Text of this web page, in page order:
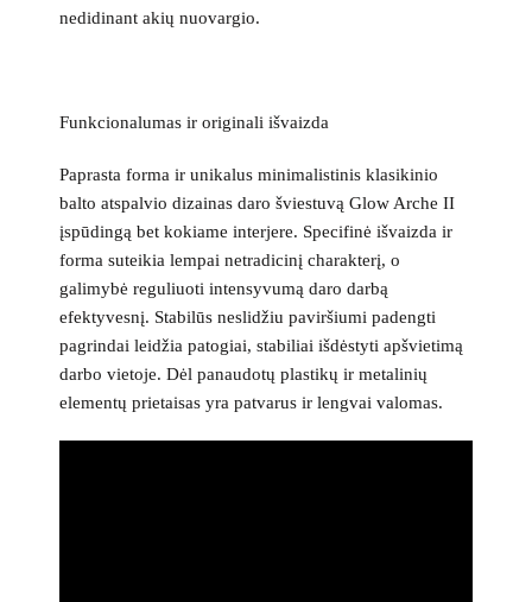
nedidinant akių nuovargio.
Funkcionalumas ir originali išvaizda
Paprasta forma ir unikalus minimalistinis klasikinio
balto atspalvio dizainas daro šviestuvą Glow Arche II
įspūdingą bet kokiame interjere. Specifinė išvaizda ir
forma suteikia lempai netradicinį charakterį, o
galimybė reguliuoti intensyvumą daro darbą
efektyvesnį. Stabilūs neslidžiu paviršiumi padengti
pagrindai leidžia patogiai, stabiliai išdėstyti apšvietimą
darbo vietoje. Dėl panaudotų plastikų ir metalinių
elementų prietaisas yra patvarus ir lengvai valomas.